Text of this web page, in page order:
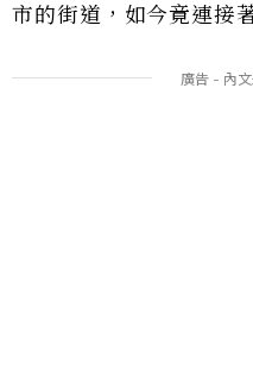
市的街道，如今竟連接